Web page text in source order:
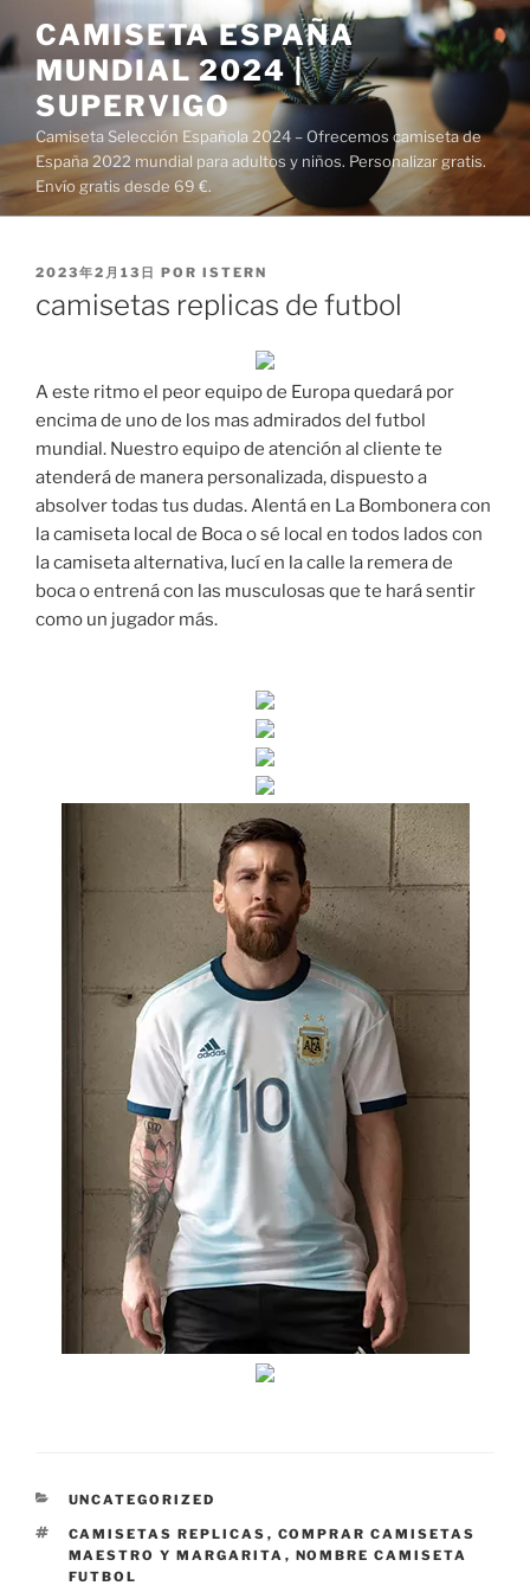
al
contenido
CAMISETA ESPAÑA
MUNDIAL 2024 |
SUPERVIGO
Camiseta Selección Española 2024 – Ofrecemos camiseta de
España 2022 mundial para adultos y niños. Personalizar gratis.
Envío gratis desde 69 €.
PUBLICADO
2023年2月13日 POR ISTERN
camisetas replicas de futbol
A este ritmo el peor equipo de Europa quedará por
encima de uno de los mas admirados del futbol
mundial. Nuestro equipo de atención al cliente te
atenderá de manera personalizada, dispuesto a
absolver todas tus dudas. Alentá en La Bombonera con
la camiseta local de Boca o sé local en todos lados con
la camiseta alternativa, lucí en la calle la remera de
boca o entrená con las musculosas que te hará sentir
como un jugador más.
CATEGORÍAS
UNCATEGORIZED
ETIQUETAS
CAMISETAS REPLICAS , COMPRAR CAMISETAS
MAESTRO Y MARGARITA , NOMBRE CAMISETA
FUTBOL